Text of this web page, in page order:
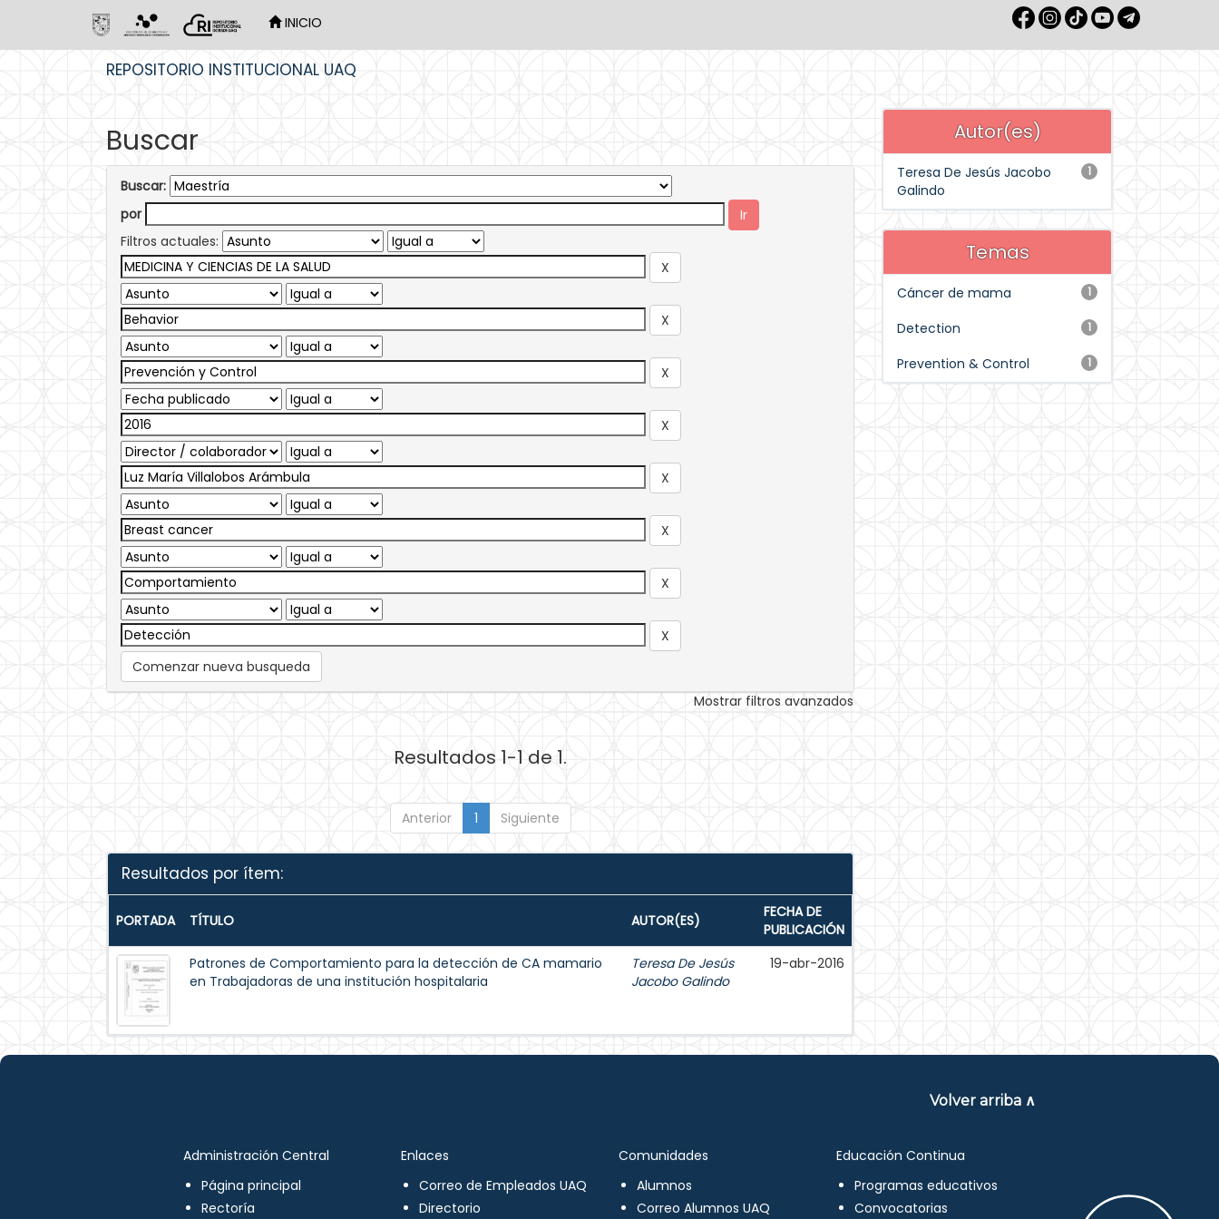
INICIO
REPOSITORIO INSTITUCIONAL UAQ
Buscar
Buscar:
por
Filtros actuales:
Comenzar nueva busqueda
Mostrar filtros avanzados
Resultados 1-1 de 1.
Anterior 1 Siguiente
Resultados por ítem:
PORTADA TÍTULO AUTOR(ES)
FECHA DE
PUBLICACIÓN
Patrones de Comportamiento para la detección de CA mamario
en Trabajadoras de una institución hospitalaria
Teresa De Jesús
Jacobo Galindo
19-abr-2016
Autor(es)
1
Teresa De Jesús Jacobo
Galindo
Temas
1
Cáncer de mama
1
Detection
1
Prevention & Control
Volver arriba ∧
Administración Central
Página principal
Rectoría
Enlaces
Correo de Empleados UAQ
Directorio
Comunidades
Alumnos
Correo Alumnos UAQ
Educación Continua
Programas educativos
Convocatorias